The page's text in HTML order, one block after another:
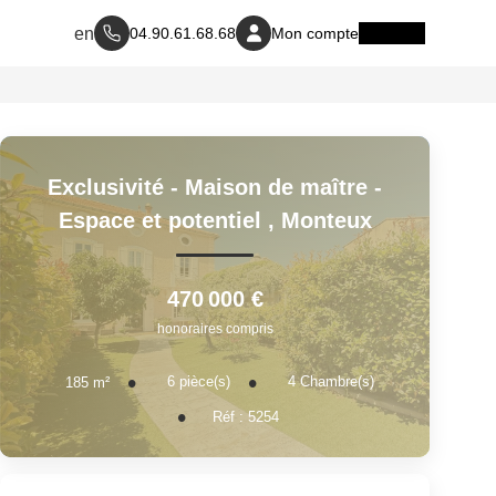
04.90.61.68.68 Mon compte
Exclusivité - Maison de maître -
Espace et potentiel , Monteux
470 000 €
honoraires compris
185 m² 6 pièce(s) 4Chambre(s)
Réf :5254